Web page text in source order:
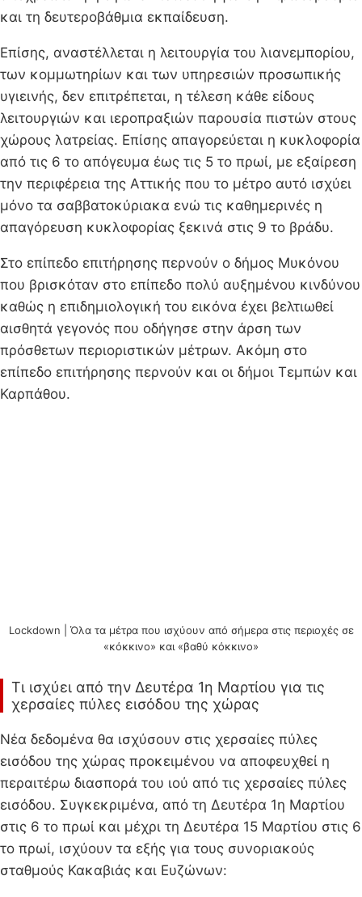
και τη δευτεροβάθμια εκπαίδευση.
Επίσης, αναστέλλεται η λειτουργία του λιανεμπορίου,
των κομμωτηρίων και των υπηρεσιών προσωπικής
υγιεινής, δεν επιτρέπεται, η τέλεση κάθε είδους
λειτουργιών και ιεροπραξιών παρουσία πιστών στους
χώρους λατρείας. Επίσης απαγορεύεται η κυκλοφορία
από τις 6 το απόγευμα έως τις 5 το πρωί, με εξαίρεση
την περιφέρεια της Αττικής που το μέτρο αυτό ισχύει
μόνο τα σαββατοκύριακα ενώ τις καθημερινές η
απαγόρευση κυκλοφορίας ξεκινά στις 9 το βράδυ.
Στο επίπεδο επιτήρησης περνούν ο δήμος Μυκόνου
που βρισκόταν στο επίπεδο πολύ αυξημένου κινδύνου
καθώς η επιδημιολογική του εικόνα έχει βελτιωθεί
αισθητά γεγονός που οδήγησε στην άρση των
πρόσθετων περιοριστικών μέτρων. Ακόμη στο
επίπεδο επιτήρησης περνούν και οι δήμοι Τεμπών και
Καρπάθου.
Lockdown | Όλα τα μέτρα που ισχύουν από σήμερα στις περιοχές σε
«κόκκινο» και «βαθύ κόκκινο»
Τι ισχύει από την Δευτέρα 1η Μαρτίου για τις
χερσαίες πύλες εισόδου της χώρας
Νέα δεδομένα θα ισχύσουν στις χερσαίες πύλες
εισόδου της χώρας προκειμένου να αποφευχθεί η
περαιτέρω διασπορά του ιού από τις χερσαίες πύλες
εισόδου. Συγκεκριμένα, από τη Δευτέρα 1η Μαρτίου
στις 6 το πρωί και μέχρι τη Δευτέρα 15 Μαρτίου στις 6
το πρωί, ισχύουν τα εξής για τους συνοριακούς
σταθμούς Κακαβιάς και Ευζώνων: